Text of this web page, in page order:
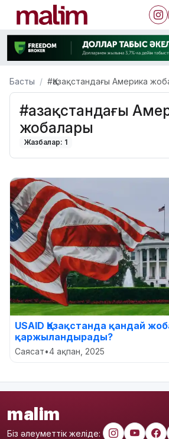
Басты #Қазақстандағы Америка
#Қазақстандағы
жобалары
Жазбалар: 1
USAID Қазақстанда қандай
қаржыландырады?
Саясат•4 ақпан, 2025
malim
Біз әлеуметтік желіде: